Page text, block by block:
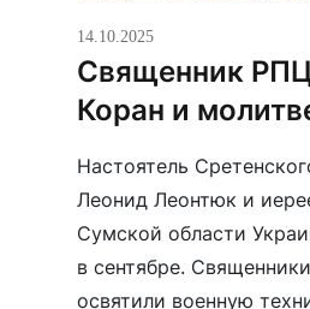
14.10.2025
Священник
Коран и
Настоятель
Леонид Леонтюк и
Сумской области
в сентябре.
освятили военную